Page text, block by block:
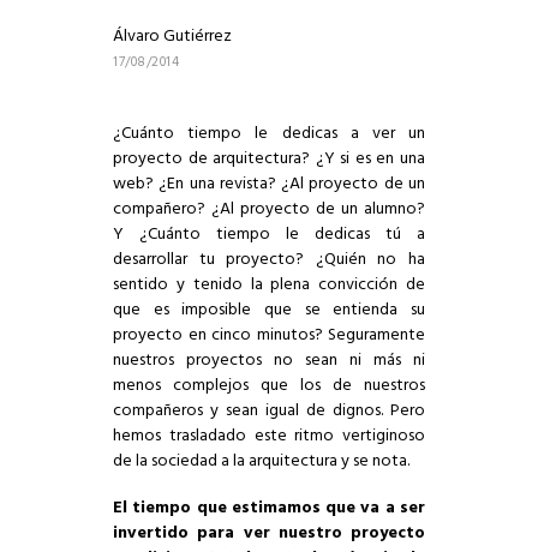
Álvaro Gutiérrez
17/08/2014
¿Cuánto tiempo le dedicas a ver un
proyecto de arquitectura? ¿Y si es en una
web? ¿En una revista? ¿Al proyecto de un
compañero? ¿Al proyecto de un alumno?
Y ¿Cuánto tiempo le dedicas tú a
desarrollar tu proyecto? ¿Quién no ha
sentido y tenido la plena convicción de
que es imposible que se entienda su
proyecto en cinco minutos? Seguramente
nuestros proyectos no sean ni más ni
menos complejos que los de nuestros
compañeros y sean igual de dignos. Pero
hemos trasladado este ritmo vertiginoso
de la sociedad a la arquitectura y se nota.
El tiempo que estimamos que va a ser
invertido para ver nuestro proyecto